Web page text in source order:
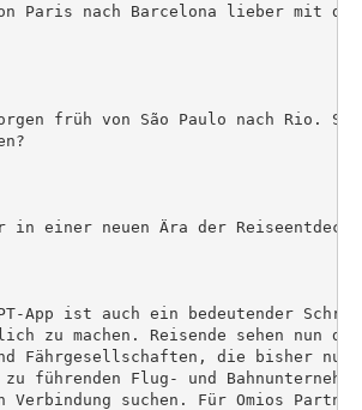
Paris nach Barcelona lieber mit
früh von São Paulo nach Rio.
in einer neuen Ära der
App ist auch ein bedeutender
zu machen. Reisende sehen nun
Fährgesellschaften, die bisher nur
führenden Flug- und
suchen. Für Omios